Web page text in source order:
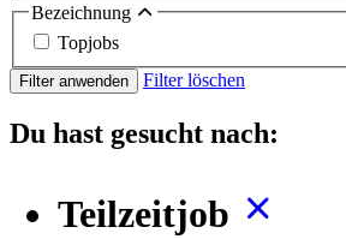
Bezeichnung
Topjobs
Filter anwenden Filter löschen
Du hast gesucht nach:
Teilzeitjob